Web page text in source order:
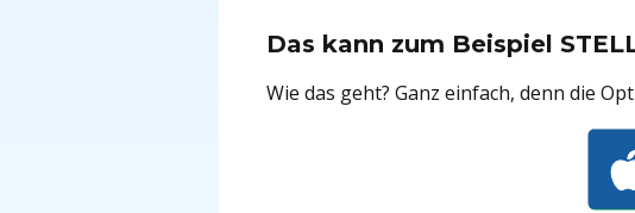
Das kann zum Beispiel
Wie das geht? Ganz einfach, denn die